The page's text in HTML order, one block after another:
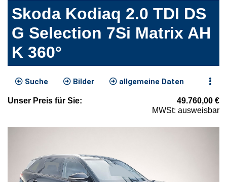
Skoda Kodiaq 2.0 TDI DS
G Selection 7Si Matrix AH
K 360°
Suche Bilder allgemeine Daten
Unser Preis für Sie: 49.760,00 €
MWSt: ausweisbar